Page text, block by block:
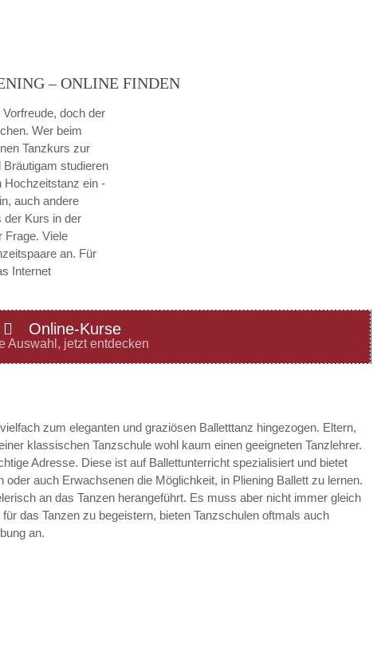
—
HINZUFÜGEN
— ÖFFNUNGSZEITEN
– ONLINE FINDEN
doch der
Wer beim
Tanzkurs zur
Bräutigam studieren
Hochzeitstanz ein -
auch andere
der Kurs in der
Frage. Viele
an. Für
Internet
Online-Kurse
Auswahl, jetzt entdecken
zum eleganten und graziösen Balletttanz hingezogen. Eltern,
klassischen Tanzschule wohl kaum einen geeigneten Tanzlehrer.
Adresse. Diese ist auf Ballettunterricht spezialisiert und bietet
auch Erwachsenen die Möglichkeit, in Pliening Ballett zu lernen.
an das Tanzen herangeführt. Es muss aber nicht immer gleich
das Tanzen zu begeistern, bieten Tanzschulen oftmals auch
an.